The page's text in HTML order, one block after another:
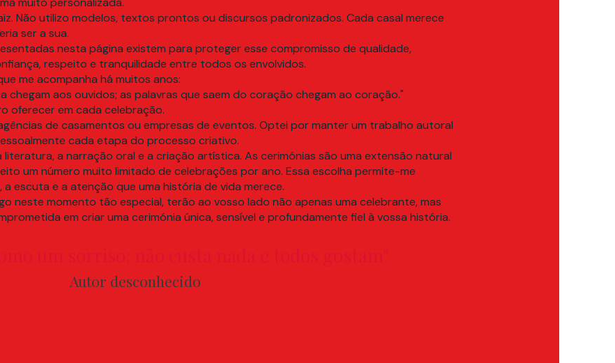
Não utilizo modelos, textos prontos ou discursos padronizados. Cada casal merece
ser a sua.
nesta página existem para proteger esse compromisso de qualidade,
respeito e tranquilidade entre todos os envolvidos.
me acompanha há muitos anos:
chegam aos ouvidos; as palavras que saem do coração chegam ao coração."
oferecer em cada celebração.
de casamentos ou empresas de eventos. Optei por manter um trabalho autoral
cada etapa do processo criativo.
literatura, a narração oral e a criação artística. As cerimónias são uma extensão natural
um número muito limitado de celebrações por ano. Essa escolha permite-me
escuta e a atenção que uma história de vida merece.
neste momento tão especial, terão ao vosso lado não apenas uma celebrante, mas
em criar uma cerimónia única, sensível e profundamente fiel à vossa história.
Autor desconhecido